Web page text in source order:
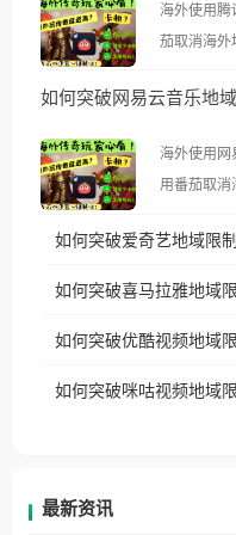
海外使用腾
茄取消海外地区限制。 当
示语。 海外用户如香港、澳门、台湾、美国、加拿
像其他音
仅能在中国大陆地区播
使用番茄回
台湾、美国
权限制所困
如何突破网易云音乐地
海外使用网
用番茄取消海外地区
播放”的提示语。 海外用户如香港、
国、加拿
制问题，且仅能
户收听网易
如何突破爱奇艺地域限制
如何突破喜马拉雅地域
如何突破优酷视频地域
如何突破咪咕视频地域
最新资讯